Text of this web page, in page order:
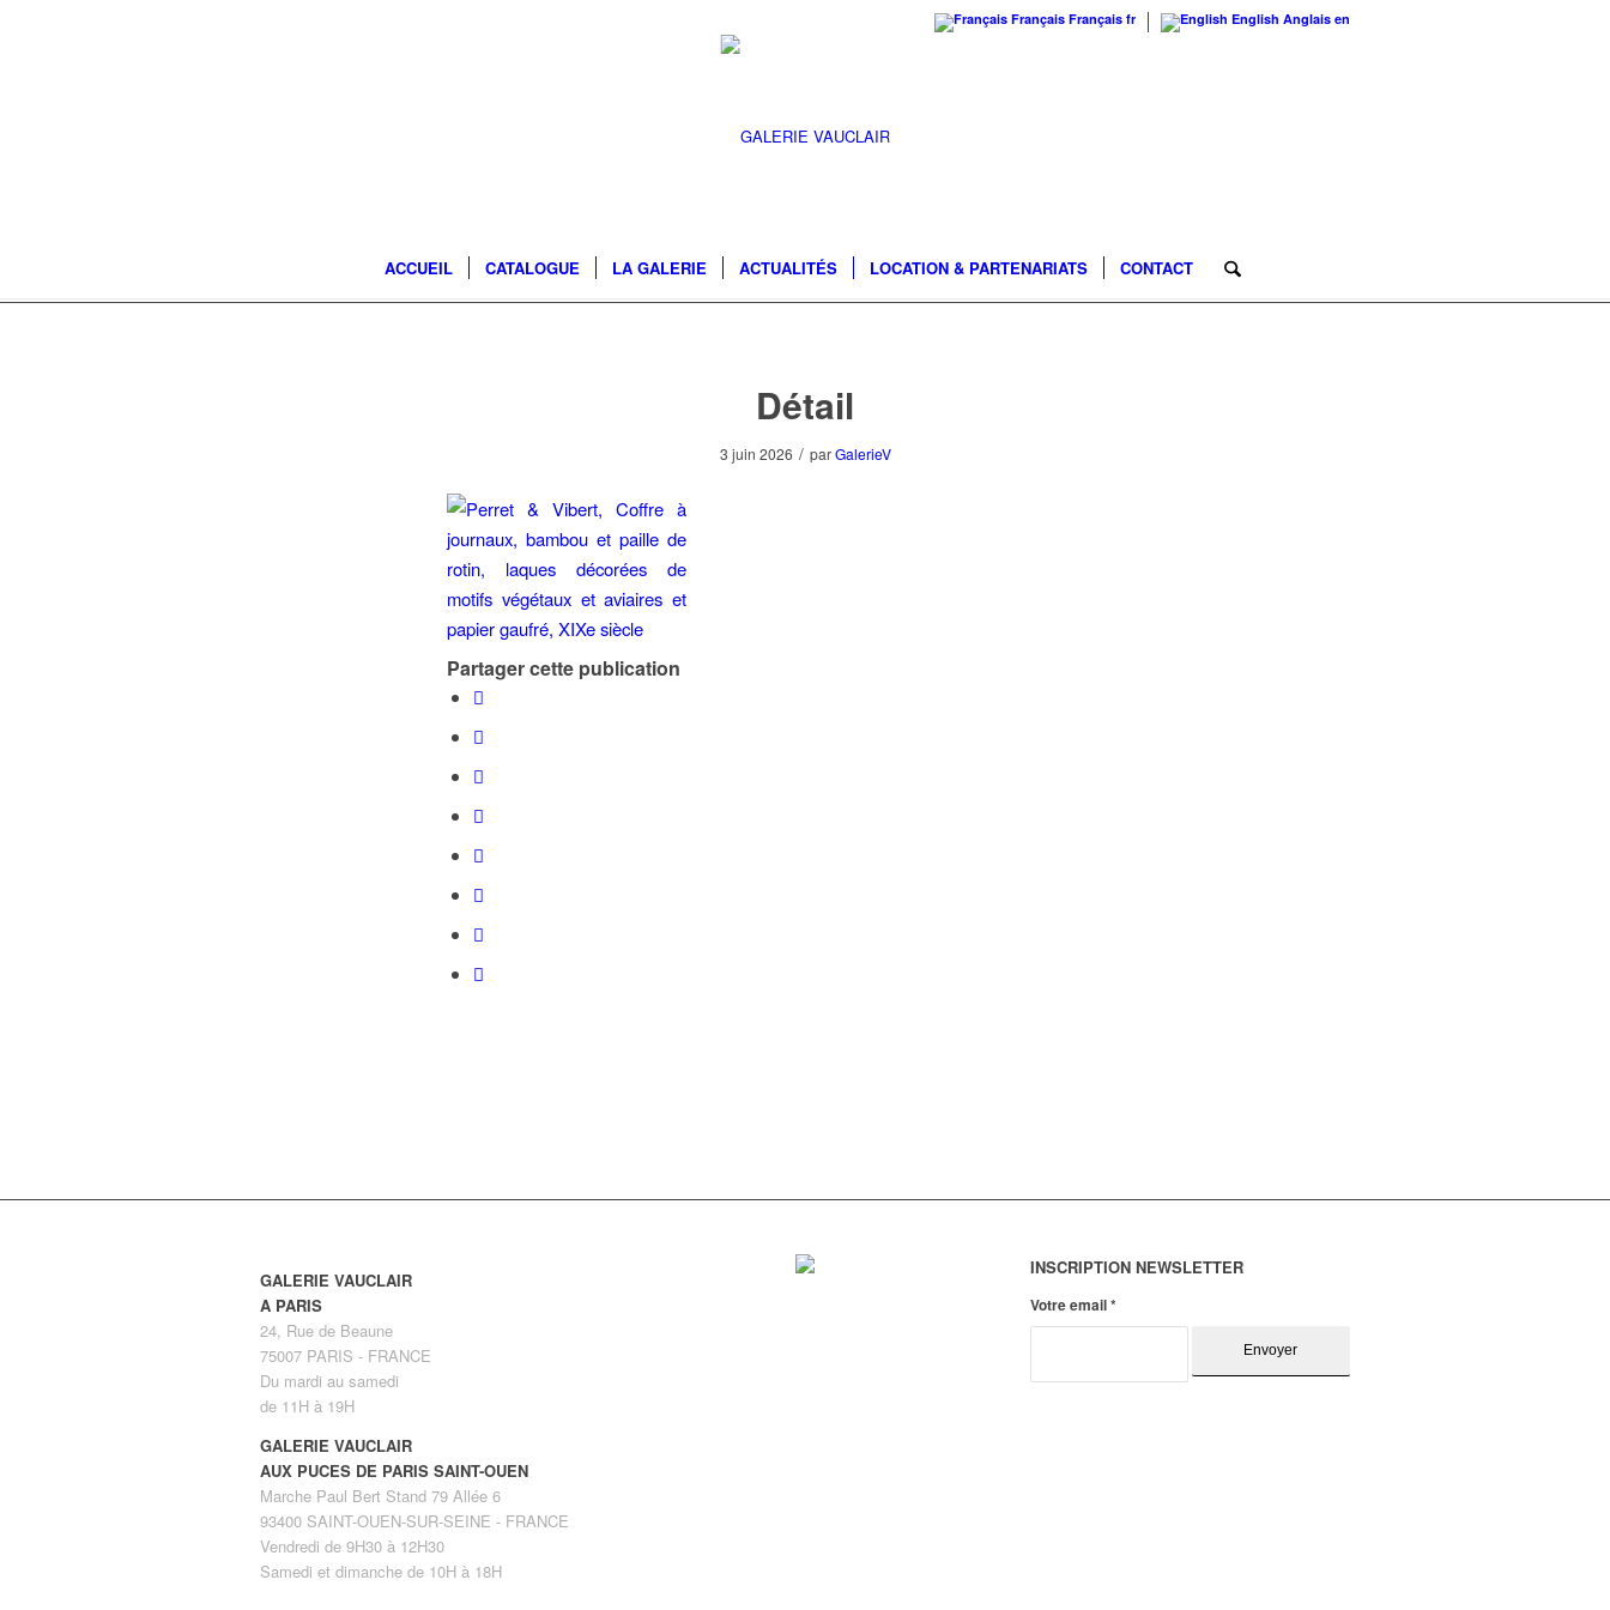
Français Français fr English Anglais en
ACCUEIL CATALOGUE LA GALERIE ACTUALITÉS LOCATION & PARTENARIATS CONTACT
Détail
3 juin 2026 / parGalerieV
Partager cette publication
GALERIE VAUCLAIR
A PARIS
24, Rue de Beaune
75007 PARIS - FRANCE
Du mardi au samedi
de 11H à 19H
GALERIE VAUCLAIR
AUX PUCES DE PARIS SAINT-OUEN
Marche Paul Bert Stand 79 Allée 6
93400 SAINT-OUEN-SUR-SEINE - FRANCE
Vendredi de 9H30 à 12H30
Samedi et dimanche de 10H à 18H
INSCRIPTION NEWSLETTER
Votre email*